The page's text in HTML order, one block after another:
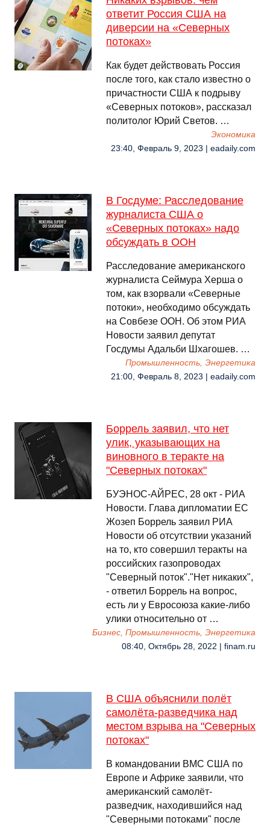
ответит Россия США на
диверсии на «Северных
потоках»
Как будет действовать Россия
после того, как стало известно о
причастности США к подрыву
«Северных потоков», рассказал
политолог Юрий Светов. …
Экономика
23:40, Февраль 9, 2023 | eadaily.com
В Госдуме: Расследование
журналиста США о
«Северных потоках» надо
обсуждать в ООН
Расследование американского
журналиста Сеймура Херша о
том, как взорвали «Северные
потоки», необходимо обсуждать
на Совбезе ООН. Об этом РИА
Новости заявил депутат
Госдумы Адальби Шхагошев. …
Промышленность, Энергетика
21:00, Февраль 8, 2023 | eadaily.com
Боррель заявил, что нет
улик, указывающих на
виновного в теракте на
"Северных потоках"
БУЭНОС-АЙРЕС, 28 окт - РИА
Новости. Глава дипломатии ЕС
Жозеп Боррель заявил РИА
Новости об отсутствии указаний
на то, кто совершил теракты на
российских газопроводах
"Северный поток"."Нет никаких",
- ответил Боррель на вопрос,
есть ли у Евросоюза какие-либо
улики относительно от …
Бизнес, Промышленность, Энергетика
08:40, Октябрь 28, 2022 | finam.ru
В США объяснили полёт
самолёта-разведчика над
местом взрыва на "Северных
потоках"
В командовании ВМС США по
Европе и Африке заявили, что
американский самолёт-
разведчик, находившийся над
"Северными потоками" после